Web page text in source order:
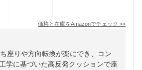
価格と在庫をAmazonでチェック >>
座りや方向転換が楽にでき、コン
学に基づいた高反発クッションで座